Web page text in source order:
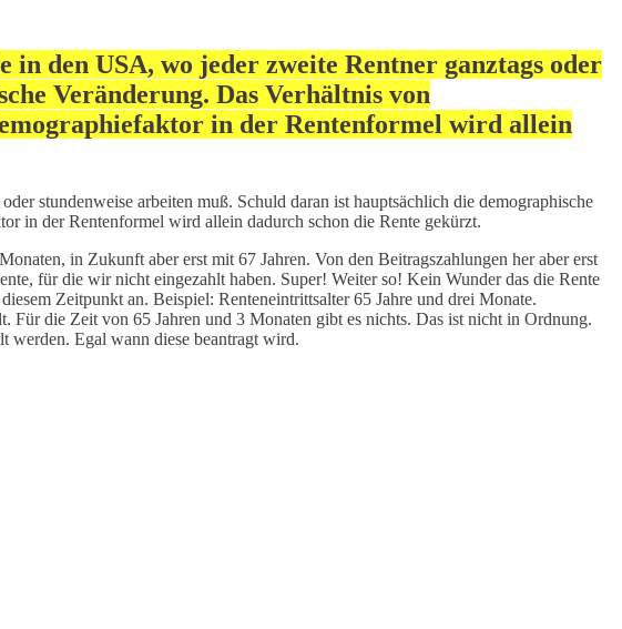
den USA, wo jeder zweite Rentner ganztags oder
Veränderung. Das Verhältnis von
in der Rentenformel wird allein
stundenweise arbeiten muß. Schuld daran ist hauptsächlich die demographische
in der Rentenformel wird allein dadurch schon die Rente gekürzt.
in Zukunft aber erst mit 67 Jahren. Von den Beitragszahlungen her aber erst
für die wir nicht eingezahlt haben. Super! Weiter so! Kein Wunder das die Rente
Zeitpunkt an. Beispiel: Renteneintrittsalter 65 Jahre und drei Monate.
Für die Zeit von 65 Jahren und 3 Monaten gibt es nichts. Das ist nicht in Ordnung.
werden. Egal wann diese beantragt wird.